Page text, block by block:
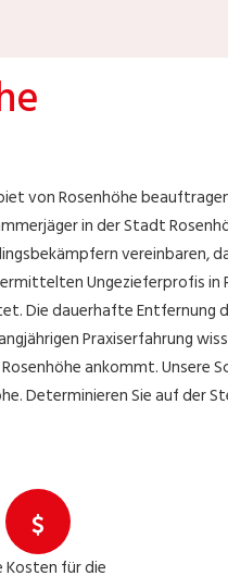
von Rosenhöhe
in der Stadt
vereinbaren,
Ungezieferprofis in
Die dauerhafte Entfernung
Praxiserfahrung
ankommt. Unsere
Determinieren Sie auf der
Kosten für die